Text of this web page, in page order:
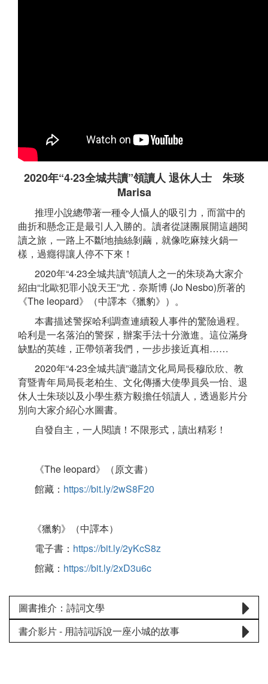
2020年“4‧23全城共讀”領讀人 退休人士 朱琰
Marisa
推理小說總帶著一種令人懾人的吸引力，而當中的
曲折和懸念正是最引人入勝的。讀者從謎團展開這趟閱
讀之旅，一路上不斷地抽絲剝繭，就像吃麻辣火鍋一
樣，過癮得讓人停不下來！
2020年“4‧23全城共讀”領讀人之一的朱琰為大家介
紹由“北歐犯罪小說天王”尤．奈斯博 (Jo Nesbo)所著的
《The leopard》（中譯本《獵豹》）。
本書描述警探哈利調查連續殺人事件的驚險過程。
哈利是一名落泊的警探，辦案手法十分激進。這位滿身
缺點的英雄，正帶領著我們，一步步接近真相……
2020年“4‧23全城共讀”邀請文化局局長穆欣欣、教
育暨青年局局長老柏生、文化傳播大使學員吳一怡、退
休人士朱琰以及小學生蔡方毅擔任領讀人，透過影片分
別向大家介紹心水圖書。
自發自主，一人閱讀！不限形式，讀出精彩！
《The leopard》（原文書）
館藏： https://bit.ly/2wS8F20
《獵豹》（中譯本）
電子書： https://bit.ly/2yKcS8z
館藏： https://bit.ly/2xD3u6c
圖書推介：詩詞文學
書介影片 - 用詩詞訴說一座小城的故事